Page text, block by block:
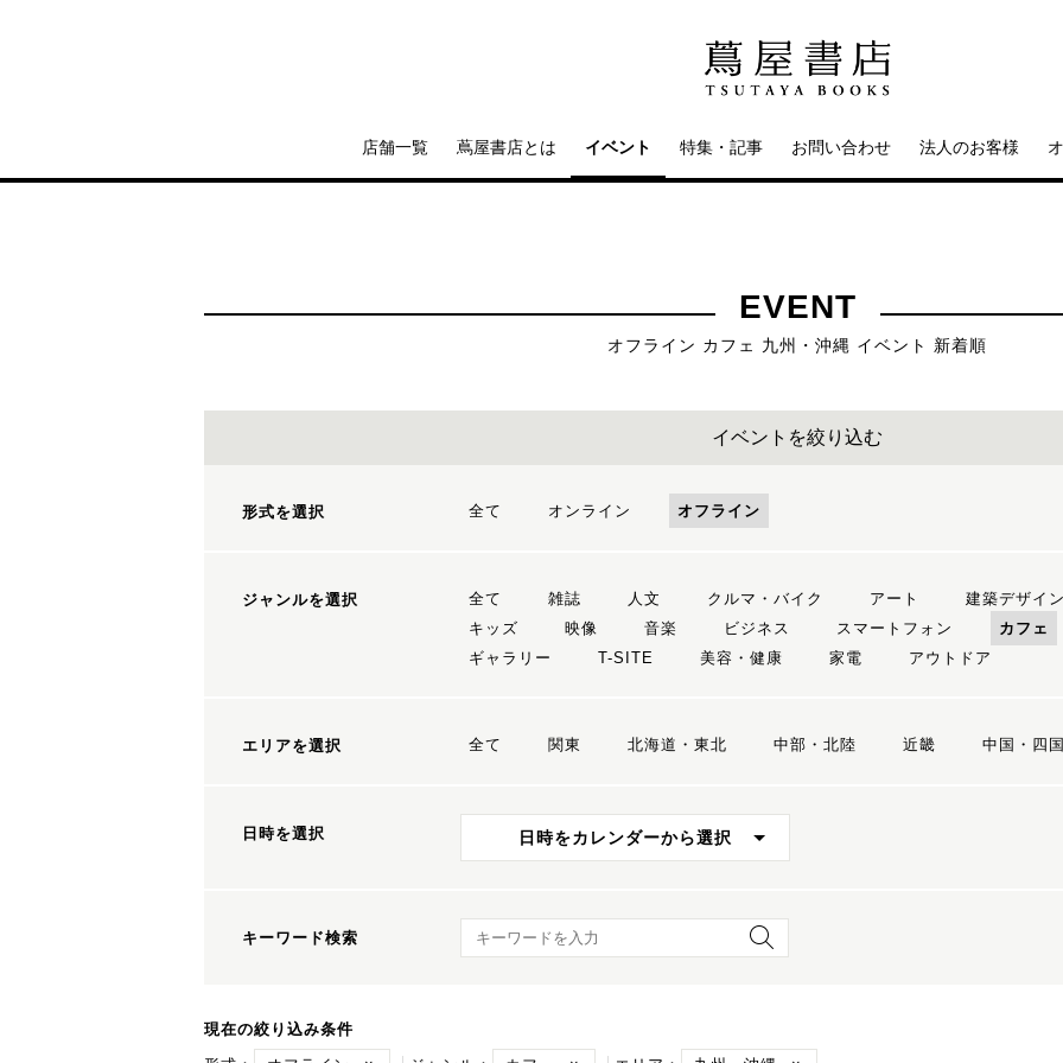
店舗一覧 蔦屋書店とは イベント 特集・記事 お問い合わせ 法人のお客様
EVENT
オフライン カフェ 九州・沖縄 イベント 新着順
イベントを絞り込む
形式を選択 全て オンライン オフライン
ジャンルを選択 全て 雑誌 人文 クルマ・バイク アート 建築デザイン
キッズ
映像 音楽 ビジネス スマートフォン カフェ
ギャラリー
T-SITE 美容・健康 家電 アウトドア
エリアを選択 全て 関東 北海道・東北 中部・北陸 近畿 中国・四国
日時を選択 日時をカレンダーから選択
キーワード検索 キーワード検索
現在の絞り込み条件